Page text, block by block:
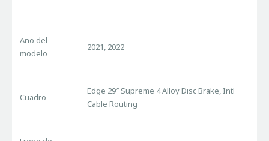
Año del
modelo
2021, 2022
Cuadro
Edge 29″ Supreme 4 Alloy Disc Brake, Intl
Cable Routing